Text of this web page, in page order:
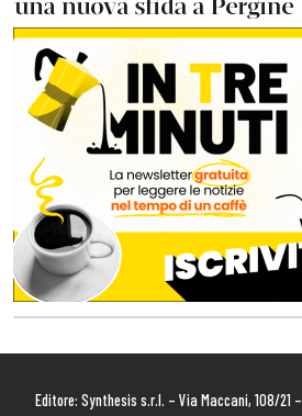
Editore: Synthesis s.r.l. – Via Maccani, 108/21